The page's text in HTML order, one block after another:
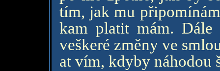
tím, jak mu
kam platit mám.
veškeré změny ve
at vím, kdyby náhodou